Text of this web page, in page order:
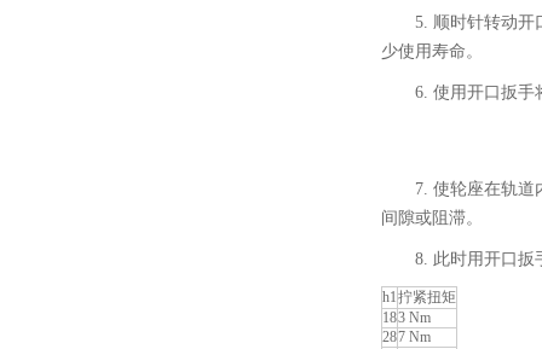
5. 顺时针转动开
少使用寿命。
6. 使用开口扳手
7. 使轮座在轨
间隙或阻滞。
8. 此时用开口扳
h1 拧紧扭矩
183 Nm
287 Nm